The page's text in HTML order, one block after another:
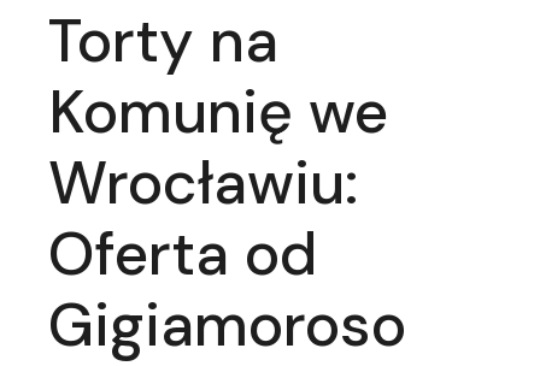
Torty na
Komunię we
Wrocławiu:
Oferta od
Gigiamoroso